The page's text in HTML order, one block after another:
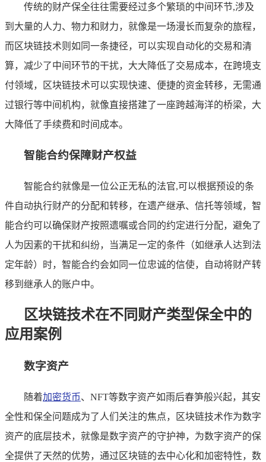
传统的财产保全往往需要经过多个繁琐的中间环节,涉及
到大量的人力、物力和财力，就像是一场漫长而复杂的旅程，
而区块链技术则如同一条捷径，可以实现自动化的交易和清
算，减少了中间环节的干扰，大大降低了交易成本，在跨境支
付领域，区块链技术可以实现快速、便捷的资金转移，无需通
过银行等中间机构，就像直接搭建了一座跨越海洋的桥梁，大
大降低了手续费和时间成本。
智能合约保障财产权益
智能合约就像是一位公正无私的法官,可以根据预设的条
件自动执行财产的分配和转移，在遗产继承、信托等领域，智
能合约可以确保财产按照遗嘱或合同的约定进行分配，避免了
人为因素的干扰和纠纷，当满足一定的条件（如继承人达到法
定年龄）时，智能合约会如同一位忠诚的信使，自动将财产转
移到继承人的账户中。
区块链技术在不同财产类型保全中的
应用案例
数字资产
随着加密货币、NFT等数字资产如雨后春笋般兴起，其安
全性和保全问题成为了人们关注的焦点，区块链技术作为数字
资产的底层技术，就像是数字资产的守护神，为数字资产的保
全提供了天然的优势，通过区块链的去中心化和加密特性，数